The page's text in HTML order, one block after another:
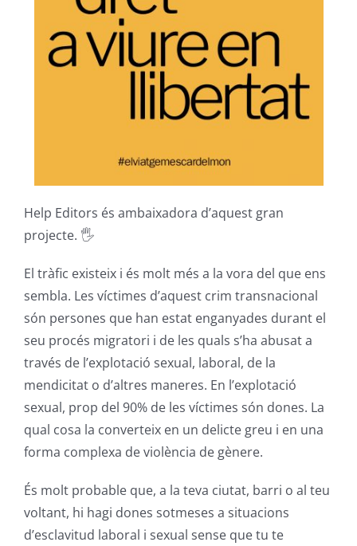
Help Editors és ambaixadora d’aquest gran
projecte. 🖐
El tràfic existeix i és molt més a la vora del que ens
sembla. Les víctimes d’aquest crim transnacional
són persones que han estat enganyades durant el
seu procés migratori i de les quals s’ha abusat a
través de l’explotació sexual, laboral, de la
mendicitat o d’altres maneres. En l’explotació
sexual, prop del 90% de les víctimes són dones. La
qual cosa la converteix en un delicte greu i en una
forma complexa de violència de gènere.
És molt probable que, a la teva ciutat, barri o al teu
voltant, hi hagi dones sotmeses a situacions
d’esclavitud laboral i sexual sense que tu te